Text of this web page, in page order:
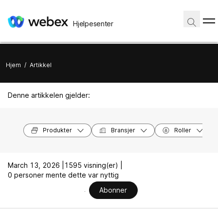
Hjelpesenter
Hjem / Artikkel
Denne artikkelen gjelder:
Produkter Bransjer Roller
March 13, 2026 |
1595 visning(er) |
0 personer mente dette var nyttig
Abonner